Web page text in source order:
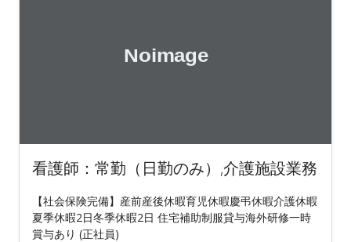
看護師：常勤（日勤のみ）,介護施設業務
【社会保険完備】産前産後休暇育児休暇慶弔休暇介護休暇
夏季休暇2日冬季休暇2日 住宅補助制服貸与海外研修一時
賞与あり (正社員)